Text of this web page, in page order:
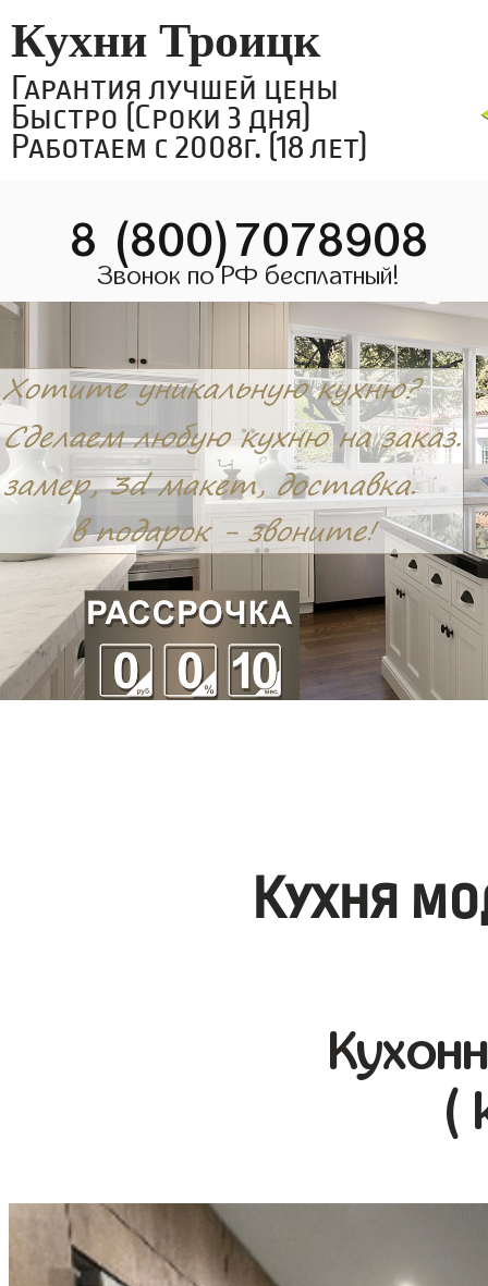
Кухни Троицк
Гарантия лучшей цены
Быстро (Сроки 3 дня)
Работаем с 2008г. (18 лет)
8 (800)7078908
Звонок по РФ бесплатный!
Кухня
(